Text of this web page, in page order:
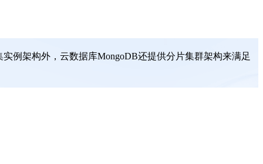
例架构外，云数据库MongoDB还提供分片集群架构来满足